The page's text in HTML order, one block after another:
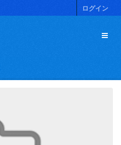
ログイン